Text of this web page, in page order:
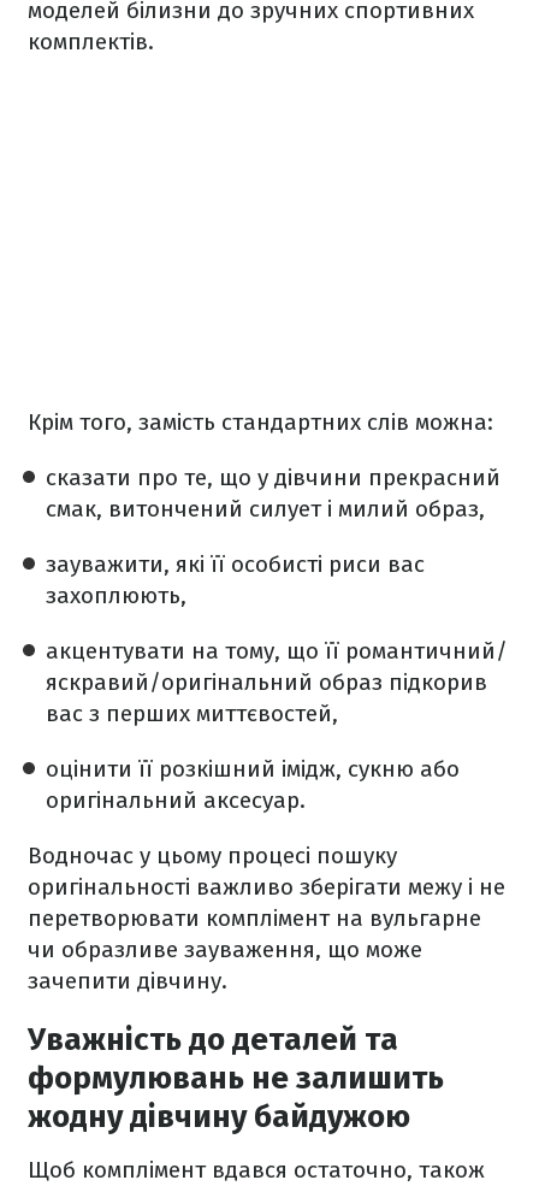
моделей білизни до зручних спортивних
комплектів.
Крім того, замість стандартних слів можна:
сказати про те, що у дівчини прекрасний
смак, витончений силует і милий образ,
зауважити, які її особисті риси вас
захоплюють,
акцентувати на тому, що її романтичний/
яскравий/оригінальний образ підкорив
вас з перших миттєвостей,
оцінити її розкішний імідж, сукню або
оригінальний аксесуар.
Водночас у цьому процесі пошуку
оригінальності важливо зберігати межу і не
перетворювати комплімент на вульгарне
чи образливе зауваження, що може
зачепити дівчину.
Уважність до деталей та
формулювань не залишить
жодну дівчину байдужою
Щоб комплімент вдався остаточно, також